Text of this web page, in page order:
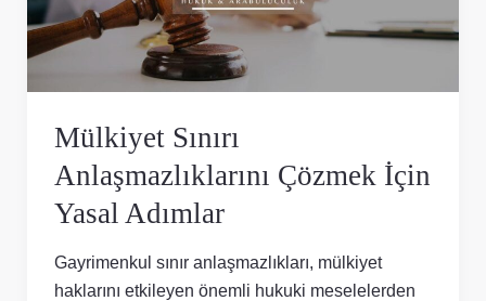
Mülkiyet Sınırı
Anlaşmazlıklarını Çözmek İçin
Yasal Adımlar
Gayrimenkul sınır anlaşmazlıkları, mülkiyet
haklarını etkileyen önemli hukuki meselelerden
Yasal
Adımlar